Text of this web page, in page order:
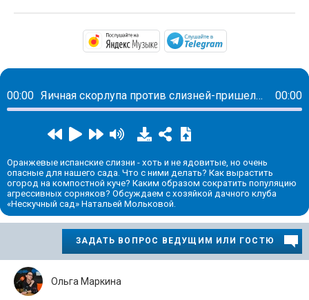
https://music.yandex.com/
00:00 Яичная скорлупа против слизней-пришельцев 00:00
Оранжевые испанские слизни - хоть и не ядовитые, но очень
опасные для нашего сада. Что с ними делать? Как вырастить
огород на компостной куче? Каким образом сократить популяцию
агрессивных сорняков? Обсуждаем с хозяйкой дачного клуба
«Нескучный сад» Натальей Мольковой.
ЗАДАТЬ ВОПРОС ВЕДУЩИМ ИЛИ ГОСТЮ
Ольга Маркина